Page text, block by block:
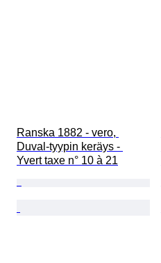
Ranska 1882 - vero,
Duval-tyypin keräys -
Yvert taxe n° 10 à 21